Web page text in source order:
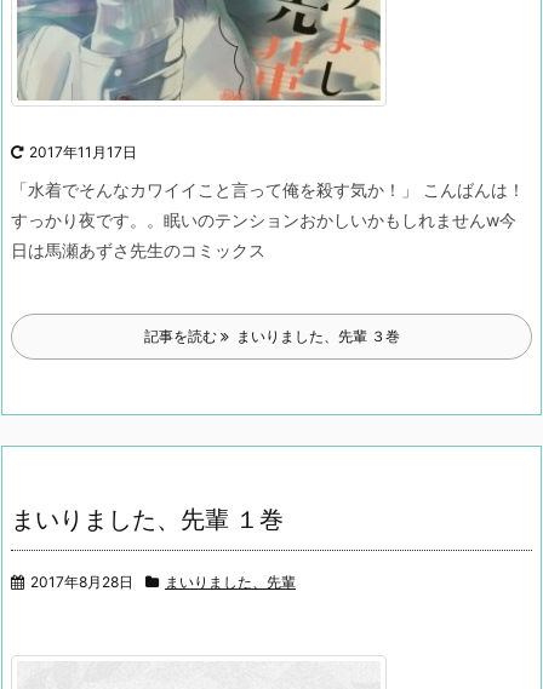
2017年11月17日
「水着でそんなカワイイこと言って俺を殺す気か！」
こんばんは！
すっかり夜です。。 眠いのテンションおかしいかもしれませんw今
日は馬瀬あずさ先生のコミックス
記事を読む まいりました、先輩 ３巻
まいりました、先輩 １巻
2017年8月28日 まいりました、先輩